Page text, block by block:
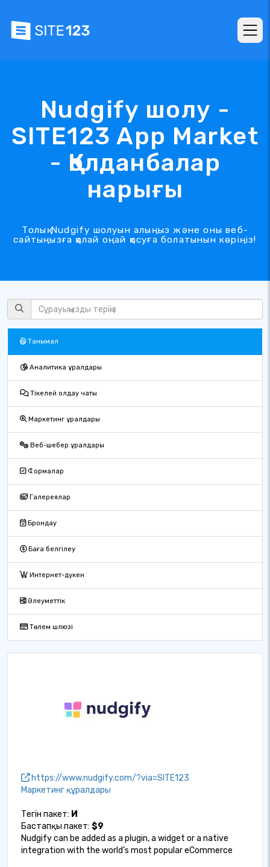
Nudgify шолу -
SITE123 App Market
- Қолданбалар
нарығы
Толық Nudgify шолуын алыңыз және оны веб-
сайтыңызға қалай оңай қосуға болатынын көріңіз!
Танымал
Аналитика құралдары
Тікелей қолдау чаты
Маркетинг құралдары
Веб-шебер құралдары
Формалар
Галереялар
Брондау
Баға белгілеу
Интернет-дүкен
Әлеуметтік
Төлем шлюзі
https://www.nudgify.com/?via=SITE123
Маркетинг құралдары
Тегін пакет: Иә
Бастапқы пакет: $9
Nudgify can be added as a plugin, a widget or a native
integration with the world’s most popular eCommerce